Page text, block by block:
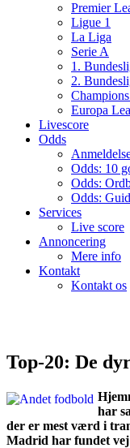
Premier
Ligue 1
La Liga
Serie A
1.
2.
Europa
Livescore
Odds
Odds: 10
Odds:
Odds:
Services
Live score
Annoncering
Mere info
Kontakt
Kontakt os
Top-20: De
har
der er mest værd i
Madrid har fundet